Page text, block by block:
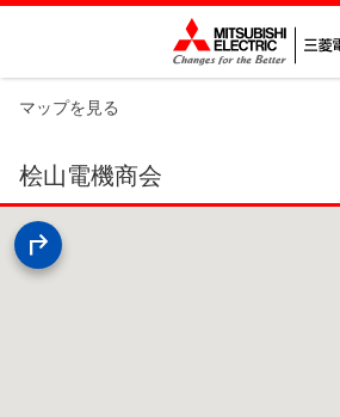
マップを見る
桧山電機商会